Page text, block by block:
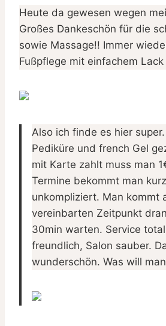
Heute da gewesen wegen
Großes Dankeschön für die
sowie Massage!! Immer
Fußpflege mit einfachem Lack
Also ich finde es hier
Pediküre und french Gel
mit Karte zahlt muss man
Termine bekommt man
unkompliziert. Man kommt
vereinbarten Zeitpunkt
30min warten. Service
freundlich, Salon sauber.
wunderschön. Was will